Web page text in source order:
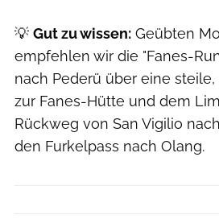
💡 Gut zu wissen: Geübten
empfehlen wir die "Fanes-
nach Pederü über eine
zur Fanes-Hütte und dem
Rückweg von San Vigilio
den Furkelpass nach Olang.